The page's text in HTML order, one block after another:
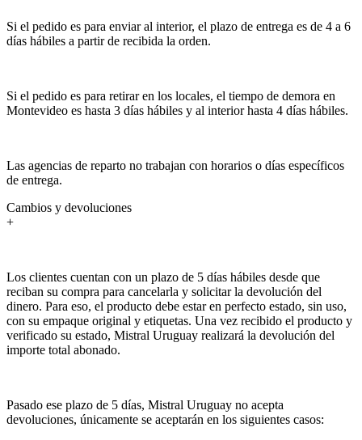
Si el pedido es para enviar al interior, el plazo de entrega es de 4 a 6
días hábiles a partir de recibida la orden.
Si el pedido es para retirar en los locales, el tiempo de demora en
Montevideo es hasta 3 días hábiles y al interior hasta 4 días hábiles.
Las agencias de reparto no trabajan con horarios o días específicos
de entrega.
Cambios y devoluciones
+
Los clientes cuentan con un plazo de 5 días hábiles desde que
reciban su compra para cancelarla y solicitar la devolución del
dinero. Para eso, el producto debe estar en perfecto estado, sin uso,
con su empaque original y etiquetas. Una vez recibido el producto y
verificado su estado, Mistral Uruguay realizará la devolución del
importe total abonado.
Pasado ese plazo de 5 días, Mistral Uruguay no acepta
devoluciones, únicamente se aceptarán en los siguientes casos: